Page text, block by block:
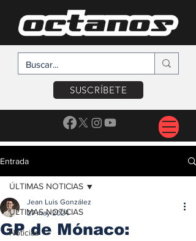
SUSCRÍBETE
Entrada
ÚLTIMAS NOTICIAS
Noticias
ÚLTIMAS NOTICIAS
GP de Mónaco:
Jean Luis González
27 may 2024